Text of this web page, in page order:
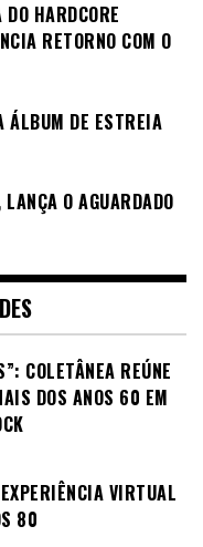
HARDCORE
RETORNO COM O
ÁLBUM DE ESTREIA
O AGUARDADO
COLETÂNEA REÚNE
DOS ANOS 60 EM
VIRTUAL
80